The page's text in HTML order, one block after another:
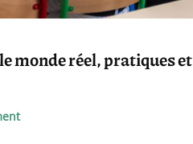
monde réel, pratiques et